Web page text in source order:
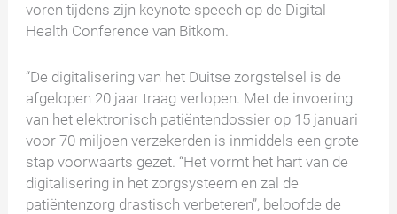
voren tijdens zijn keynote speech op de Digital
Health Conference van Bitkom.
“De digitalisering van het Duitse zorgstelsel is de
afgelopen 20 jaar traag verlopen. Met de invoering
van het elektronisch patiëntendossier op 15 januari
voor 70 miljoen verzekerden is inmiddels een grote
stap voorwaarts gezet. “Het vormt het hart van de
digitalisering in het zorgsysteem en zal de
patiëntenzorg drastisch verbeteren”, beloofde de